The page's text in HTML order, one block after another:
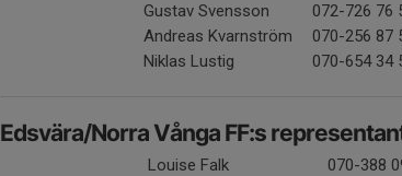
Gustav Svensson
072-726 76
Andreas Kvarnström
070-256 87
Niklas Lustig
070-654 34
Edsvära/Norra Vånga FF:s
Louise Falk
070-388